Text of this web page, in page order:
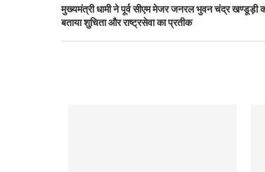
मुख्यमंत्री धामी ने पूर्व सीएम मेजर जनरल भुवन चंद्र खण्डूड़ी
बताया शुचिता और राष्ट्रसेवा का प्रतीक